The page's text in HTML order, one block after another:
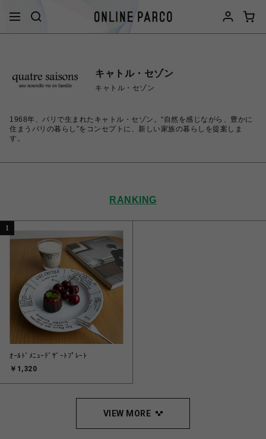
キャトル・セゾン
キャトル・セゾン
1968年、パリで生まれたキャトル・セゾン。“自然を感じながら、豊かに
住まうパリの暮らし”をコンセプトに、新しい家族の暮らしを提案しま
す。
RANKING
1
ｵｰﾙﾄﾞﾒﾆｭｰﾃﾞｻﾞｰﾄﾌﾟﾚｰﾄ
￥1,320
VIEW MORE